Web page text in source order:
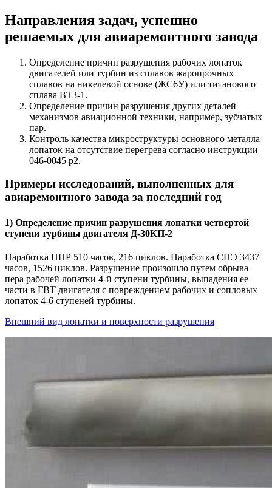
Направления задач, успешно
решаемых для авиаремонтного завода
Определение причин разрушения рабочих лопаток
двигателей или турбин из сплавов жаропрочных
сплавов на никелевой основе (ЖС6У) или титанового
сплава ВТ3-1.
Определение причин разрушения других деталей
механизмов авиационной техники, например, зубчатых
пар.
Контроль качества микроструктуры основного металла
лопаток на отсутствие перегрева согласно инструкции
046-0045 р2.
Примеры исследований, выполненных для
авиаремонтного завода за последний год
1) Определение причин разрушения лопатки четвертой
ступени турбины двигателя Д-30КП-2
Наработка ППР 510 часов, 216 циклов. Наработка СНЭ 3437
часов, 1526 циклов. Разрушение произошло путем обрыва
пера рабочей лопатки 4-й ступени турбины, выпадения ее
части в ГВТ двигателя с повреждением рабочих и сопловых
лопаток 4-6 ступеней турбины.
Внешний вид лопатки и поверхности разрушения